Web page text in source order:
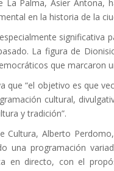
La Palma, Asier
en la historia de la
La figura de
que marcaron
que “el objetivo es que
cultural,
y tradición”.
Cultura, Alberto
una programación
en directo, con el